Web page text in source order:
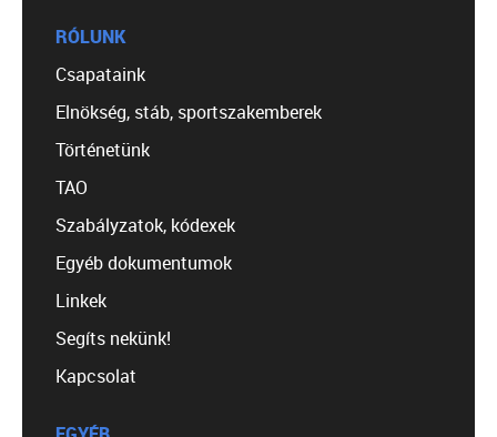
RÓLUNK
Csapataink
Elnökség, stáb, sportszakemberek
Történetünk
TAO
Szabályzatok, kódexek
Egyéb dokumentumok
Linkek
Segíts nekünk!
Kapcsolat